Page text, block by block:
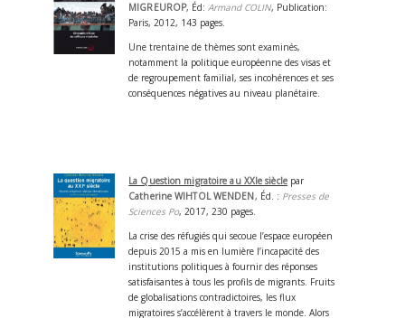
MIGREUROP, Éd:Armand COLIN, Publication:
Paris, 2012, 143 pages.
Une trentaine de thèmes sont examinés,
notamment la politique européenne des visas et
de regroupement familial, ses incohérences et ses
conséquences négatives au niveau planétaire.
La Question migratoire au XXIe sièclepar
Catherine WIHTOL WENDEN, Éd. : Presses de
Sciences Po, 2017, 230 pages.
La crise des réfugiés qui secoue l’espace européen
depuis 2015 a mis en lumière l’incapacité des
institutions politiques à fournir des réponses
satisfaisantes à tous les profils de migrants. Fruits
de globalisations contradictoires, les flux
migratoires s’accélèrent à travers le monde. Alors